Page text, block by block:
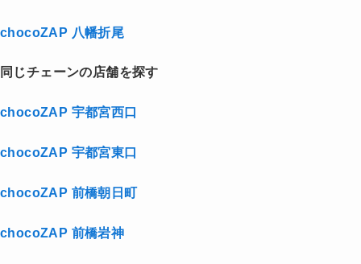
chocoZAP 八幡折尾
同じチェーンの店舗を探す
chocoZAP 宇都宮西口
chocoZAP 宇都宮東口
chocoZAP 前橋朝日町
chocoZAP 前橋岩神